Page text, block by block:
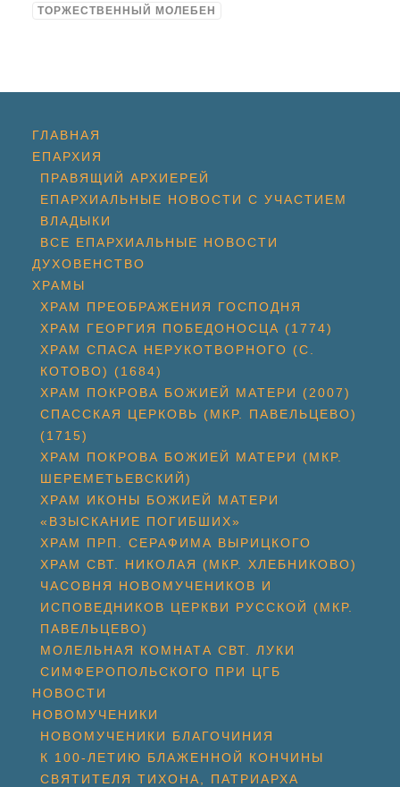
ТОРЖЕСТВЕННЫЙ МОЛЕБЕН
ГЛАВНАЯ
ЕПАРХИЯ
ПРАВЯЩИЙ АРХИЕРЕЙ
ЕПАРХИАЛЬНЫЕ НОВОСТИ С УЧАСТИЕМ
ВЛАДЫКИ
ВСЕ ЕПАРХИАЛЬНЫЕ НОВОСТИ
ДУХОВЕНСТВО
ХРАМЫ
ХРАМ ПРЕОБРАЖЕНИЯ ГОСПОДНЯ
ХРАМ ГЕОРГИЯ ПОБЕДОНОСЦА (1774)
ХРАМ СПАСА НЕРУКОТВОРНОГО (С.
КОТОВО) (1684)
ХРАМ ПОКРОВА БОЖИЕЙ МАТЕРИ (2007)
СПАССКАЯ ЦЕРКОВЬ (МКР. ПАВЕЛЬЦЕВО)
(1715)
ХРАМ ПОКРОВА БОЖИЕЙ МАТЕРИ (МКР.
ШЕРЕМЕТЬЕВСКИЙ)
ХРАМ ИКОНЫ БОЖИЕЙ МАТЕРИ
«ВЗЫСКАНИЕ ПОГИБШИХ»
ХРАМ ПРП. СЕРАФИМА ВЫРИЦКОГО
ХРАМ СВТ. НИКОЛАЯ (МКР. ХЛЕБНИКОВО)
ЧАСОВНЯ НОВОМУЧЕНИКОВ И
ИСПОВЕДНИКОВ ЦЕРКВИ РУССКОЙ (МКР.
ПАВЕЛЬЦЕВО)
МОЛЕЛЬНАЯ КОМНАТА СВТ. ЛУКИ
СИМФЕРОПОЛЬСКОГО ПРИ ЦГБ
НОВОСТИ
НОВОМУЧЕНИКИ
НОВОМУЧЕНИКИ БЛАГОЧИНИЯ
К 100-ЛЕТИЮ БЛАЖЕННОЙ КОНЧИНЫ
СВЯТИТЕЛЯ ТИХОНА, ПАТРИАРХА